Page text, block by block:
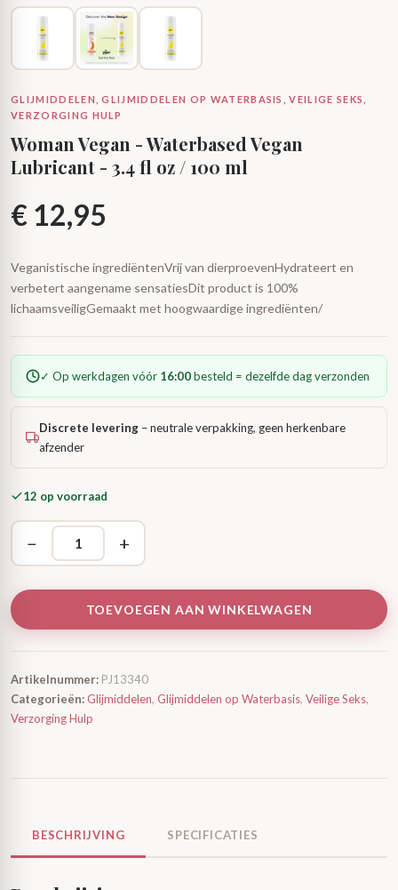
GLIJMIDDELEN, GLIJMIDDELEN OP WATERBASIS, VEILIGE SEKS,
VERZORGING HULP
Woman Vegan - Waterbased Vegan
Lubricant - 3.4 fl oz / 100 ml
€ 12,95
Veganistische ingrediëntenVrij van dierproevenHydrateert en
verbetert aangename sensatiesDit product is 100%
lichaamsveiligGemaakt met hoogwaardige ingrediënten/
✓ Op werkdagen vóór 16:00besteld = dezelfde dag verzonden
Discrete levering – neutrale verpakking, geen herkenbare
afzender
12 op voorraad
− +
TOEVOEGEN AAN WINKELWAGEN
Artikelnummer: PJ13340
Categorieën:Glijmiddelen, Glijmiddelen op Waterbasis, Veilige Seks,
Verzorging Hulp
BESCHRIJVING SPECIFICATIES